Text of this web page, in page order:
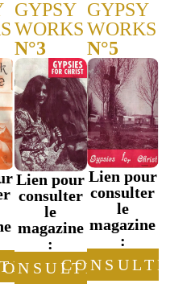
GYPSY
WORKS
N°3
Lien pour
consulter
le
magazine
:
GYPSY
WORKS
N°5
Lien pour
consulter
le
magazine
:
CONSULTER